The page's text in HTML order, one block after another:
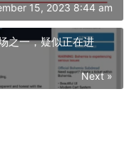
15, 2023 8:44 am
之一，疑似正在进
Next »